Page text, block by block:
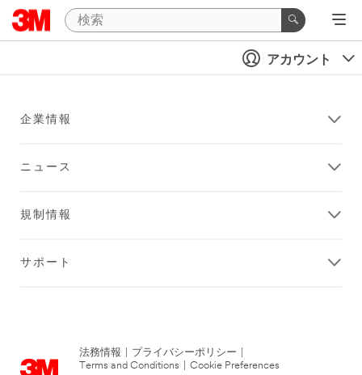
アカウント
企業情報
ニュース
規制情報
サポート
法務情報 プライバシーポリシー
Terms and Conditions
Cookie Preferences